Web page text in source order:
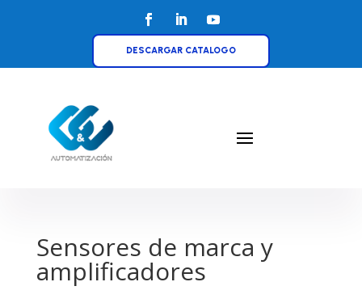
DESCARGAR CATALOGO
Sensores de marca y
amplificadores